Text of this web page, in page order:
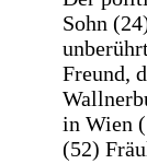
Sohn
Freund,
in Wien
(52)